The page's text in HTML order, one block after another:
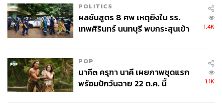
คิม คาร์ดาเชียน ในชุดของ Versace
POLITICS
ผลชันสูตร 8 ศพ เหตุยิงใน รร.
เทพศิรินทร์ นนทบุรี พบกระสุนเข้า
1.4K
POP
นาคี๓ ครุฑา นาคี เผยภาพชุดแรก
พร้อมปักวันฉาย 22 ต.ค. นี้
1.1K